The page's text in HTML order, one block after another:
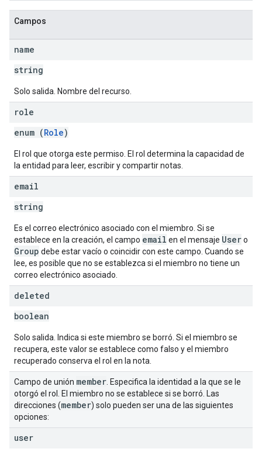
Campos
name
string
Solo salida. Nombre del recurso.
role
enum (Role)
El rol que otorga este permiso. El rol determina la capacidad de
la entidad para leer, escribir y compartir notas.
email
string
Es el correo electrónico asociado con el miembro. Si se
establece en la creación, el campo email en el mensaje Usero
Group debe estar vacío o coincidir con este campo. Cuando se
lee, es posible que no se establezca si el miembro no tiene un
correo electrónico asociado.
deleted
boolean
Solo salida. Indica si este miembro se borró. Si el miembro se
recupera, este valor se establece como falso y el miembro
recuperado conserva el rol en la nota.
Campo de unión member . Especifica la identidad a la que se le
otorgó el rol. El miembro no se establece si se borró. Las
direcciones (member) solo pueden ser una de las siguientes
opciones:
user